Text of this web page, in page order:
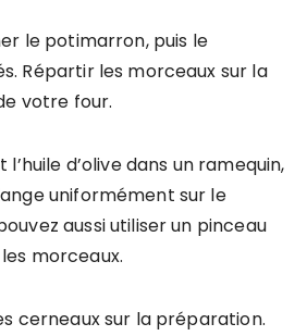
le potimarron, puis le
Répartir les morceaux sur la
votre four.
d’olive dans un ramequin,
uniformément sur le
aussi utiliser un pinceau
morceaux.
cerneaux sur la préparation.